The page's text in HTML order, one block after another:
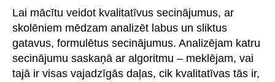
Lai mācītu veidot kvalitatīvus secinājumus, ar
skolēniem mēdzam analizēt labus un sliktus
gatavus, formulētus secinājumus. Analizējam katru
secinājumu saskaņā ar algoritmu – meklējam, vai
tajā ir visas vajadzīgās daļas, cik kvalitatīvas tās ir,